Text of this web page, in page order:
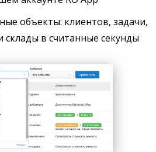
объекты: клиентов, задачи,
склады в считанные секунды